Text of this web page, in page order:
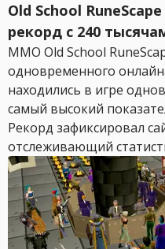
Old School
рекорд с 240
MMO Old School
одновременного
находились в игре
самый высокий
Рекорд зафиксировал
отслеживающий